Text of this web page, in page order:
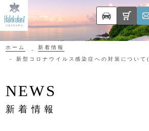
ホーム 新着情報
新型コロナウイルス感染症への対策につい
NEWS
新着情報